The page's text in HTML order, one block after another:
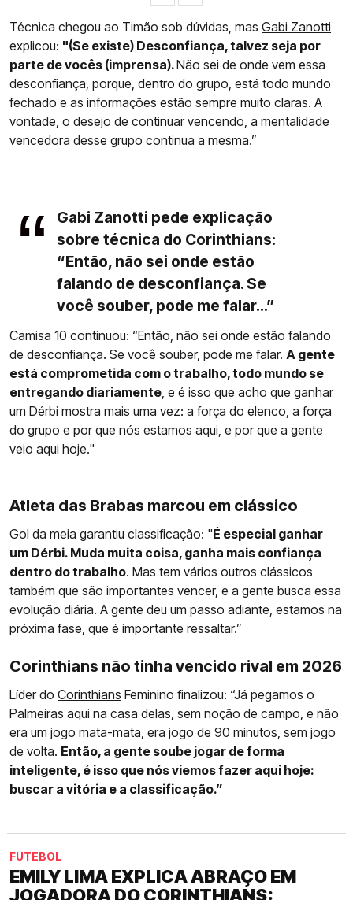
Técnica chegou ao Timão sob dúvidas, mas Gabi Zanotti
explicou: "(Se existe) Desconfiança, talvez seja por
parte de vocês (imprensa).Não sei de onde vem essa
desconfiança, porque, dentro do grupo, está todo mundo
fechado e as informações estão sempre muito claras. A
vontade, o desejo de continuar vencendo, a mentalidade
vencedora desse grupo continua a mesma.”
Gabi Zanotti pede explicação
sobre técnica do Corinthians:
“Então, não sei onde estão
falando de desconfiança. Se
você souber, pode me falar...”
Camisa 10 continuou: “Então, não sei onde estão falando
de desconfiança. Se você souber, pode me falar. A gente
está comprometida com o trabalho, todo mundo se
entregando diariamente, e é isso que acho que ganhar
um Dérbi mostra mais uma vez: a força do elenco, a força
do grupo e por que nós estamos aqui, e por que a gente
veio aqui hoje."
Atleta das Brabas marcou em clássico
Gol da meia garantiu classificação: "É especial ganhar
um Dérbi. Muda muita coisa, ganha mais confiança
dentro do trabalho. Mas tem vários outros clássicos
também que são importantes vencer, e a gente busca essa
evolução diária. A gente deu um passo adiante, estamos na
próxima fase, que é importante ressaltar.”
Corinthians não tinha vencido rival em 2026
Líder do Corinthians Feminino finalizou: “Já pegamos o
Palmeiras aqui na casa delas, sem noção de campo, e não
era um jogo mata-mata, era jogo de 90 minutos, sem jogo
de volta. Então, a gente soube jogar de forma
inteligente, é isso que nós viemos fazer aqui hoje:
buscar a vitória e a classificação.”
FUTEBOL
EMILY LIMA EXPLICA ABRAÇO EM
JOGADORA DO CORINTHIANS: